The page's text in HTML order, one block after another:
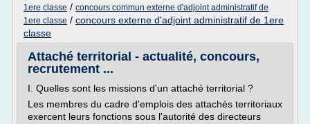
1ere classe / concours commun externe d'adjoint administratif de
1ere classe / concours externe d'adjoint administratif de 1ere
classe
Attaché territorial - actualité, concours,
recrutement ...
I. Quelles sont les missions d'un attaché territorial ?
Les membres du cadre d'emplois des attachés territoriaux
exercent leurs fonctions sous l'autorité des directeurs